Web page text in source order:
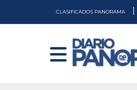
CLASIFICADOS PANORAMA